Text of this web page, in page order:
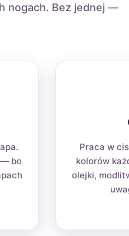
nogach. Bez jednej —
— bo
Praca w
kolorów
olejki,